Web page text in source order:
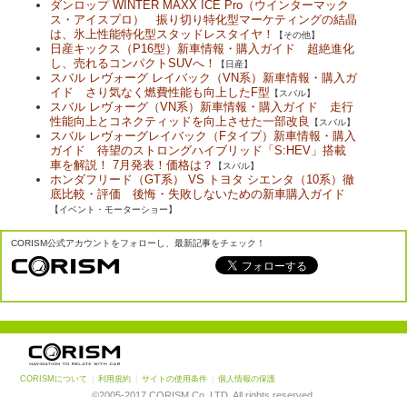
ダンロップ WINTER MAXX ICE Pro（ウインターマック
ス・アイスプロ） 振り切り特化型マーケティングの結晶
は、氷上性能特化型スタッドレスタイヤ！
【その他】
日産キックス（P16型）新車情報・購入ガイド 超絶進化
し、売れるコンパクトSUVへ！
【日産】
スバル レヴォーグ レイバック（VN系）新車情報・購入ガ
イド さり気なく燃費性能も向上したF型 【スバル】
スバル レヴォーグ（VN系）新車情報・購入ガイド 走行
性能向上とコネクティッドを向上させた一部改良
【スバル】
スバル レヴォーグレイバック（Fタイプ）新車情報・購入
ガイド 待望のストロングハイブリッド「S:HEV」搭載
車を解説！ 7月発表！価格は？
【スバル】
ホンダフリード（GT系） VS トヨタ シエンタ（10系）徹
底比較・評価 後悔・失敗しないための新車購入ガイド
【イベント・モーターショー】
CORISM公式アカウントをフォローし、最新記事をチェック！
CORISMについて 利用規約 サイトの使用条件 個人情報の保護